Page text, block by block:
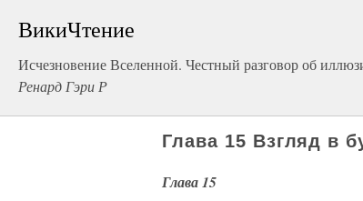
ВикиЧтение
Исчезновение Вселенной. Честный разговор об
Ренард Гэри Р
Глава 15 Взгляд в
Глава 15